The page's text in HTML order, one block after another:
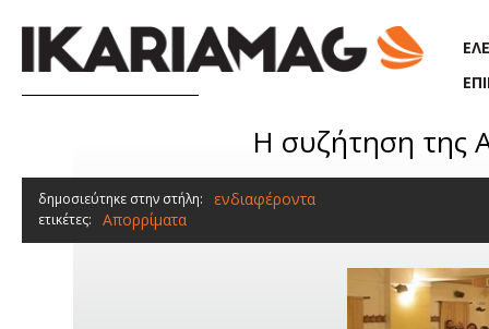
Η συζήτηση της
δημοσιεύτηκε στην στήλη: ενδιαφέροντα
ετικέτες: Απορρίματα